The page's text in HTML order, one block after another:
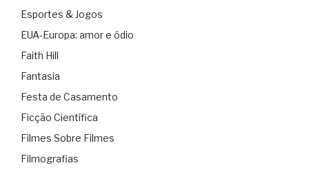
Esportes & Jogos
EUA-Europa: amor e ódio
Faith Hill
Fantasia
Festa de Casamento
Ficção Científica
Filmes Sobre Filmes
Filmografias